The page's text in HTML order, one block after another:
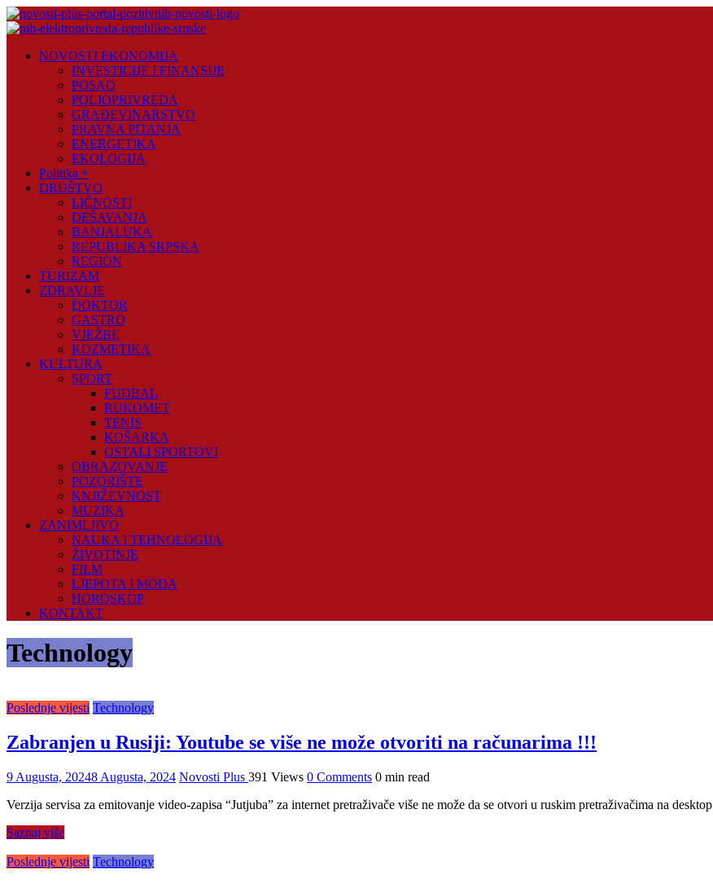
Skip
to
Plus
NOVOSTI EKONOMIJA
INVESTICIJE I FINANSIJE
POSAO
POLJOPRIVREDA
GRAĐEVINARSTVO
PRAVNA PITANJA
ENERGETIKA
EKOLOGIJA
Politika +
DRUŠTVO
LIČNOSTI
DEŠAVANJA
BANJALUKA
REPUBLIKA SRPSKA
REGION
TURIZAM
ZDRAVLJE
DOKTOR
GASTRO
VJEŽBE
KOZMETIKA
KULTURA
SPORT
FUDBAL
RUKOMET
TENIS
KOŠARKA
OSTALI SPORTOVI
OBRAZOVANJE
POZORIŠTE
KNJIŽEVNOST
MUZIKA
ZANIMLJIVO
NAUKA I TEHNOLOGIJA
ŽIVOTINJE
FILM
LJEPOTA I MODA
HOROSKOP
KONTAKT
Technology
Poslednje vijesti Technology
Zabranjen u Rusiji: Youtube se više ne može otvoriti na računarima !!!
9 Augusta, 20248 Augusta, 2024 Novosti Plus 391 Views 0 Comments 0 min read
Verzija servisa za emitovanje video-zapisa “Jutjuba” za internet pretraživače više ne može da se otvori u ruskim pretraživačima na desktop
Saznaj više
Poslednje vijesti Technology